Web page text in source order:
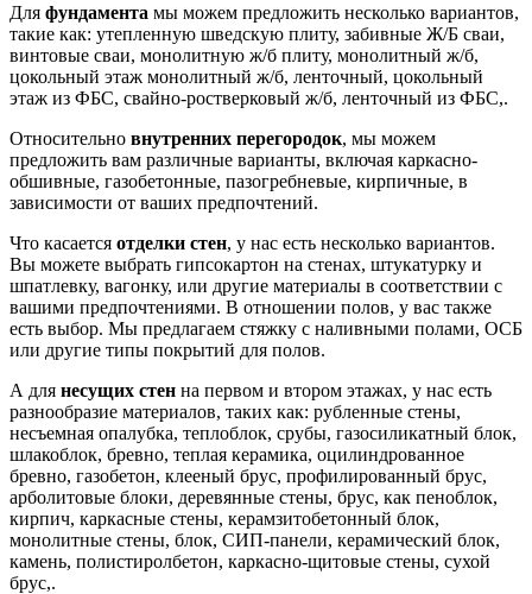
Для фундамента мы можем предложить несколько вариантов,
такие как: утепленную шведскую плиту, забивные Ж/Б сваи,
винтовые сваи, монолитную ж/б плиту, монолитный ж/б,
цокольный этаж монолитный ж/б, ленточный, цокольный
этаж из ФБС, свайно-ростверковый ж/б, ленточный из ФБС,.
Относительно внутренних перегородок, мы можем
предложить вам различные варианты, включая каркасно-
обшивные, газобетонные, пазогребневые, кирпичные, в
зависимости от ваших предпочтений.
Что касается отделки стен, у нас есть несколько вариантов.
Вы можете выбрать гипсокартон на стенах, штукатурку и
шпатлевку, вагонку, или другие материалы в соответствии с
вашими предпочтениями. В отношении полов, у вас также
есть выбор. Мы предлагаем стяжку с наливными полами, ОСБ
или другие типы покрытий для полов.
А для несущих стен на первом и втором этажах, у нас есть
разнообразие материалов, таких как: рубленные стены,
несъемная опалубка, теплоблок, срубы, газосиликатный блок,
шлакоблок, бревно, теплая керамика, оцилиндрованное
бревно, газобетон, клееный брус, профилированный брус,
арболитовые блоки, деревянные стены, брус, как пеноблок,
кирпич, каркасные стены, керамзитобетонный блок,
монолитные стены, блок, СИП-панели, керамический блок,
камень, полистиролбетон, каркасно-щитовые стены, сухой
брус,.